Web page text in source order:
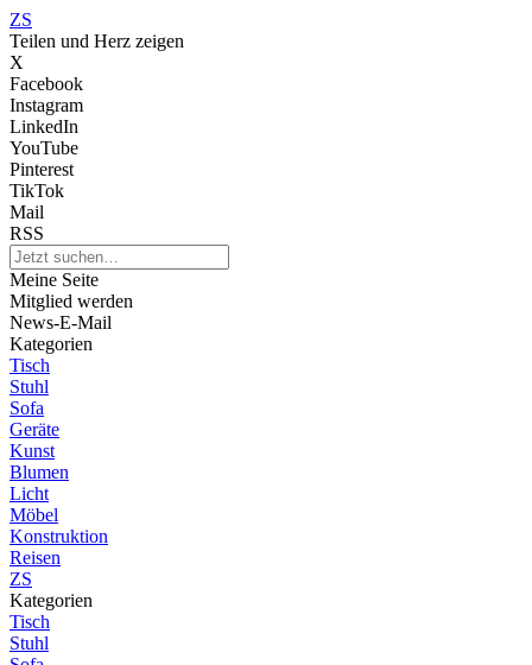
ZS
Teilen und Herz zeigen
X
Facebook
Instagram
LinkedIn
YouTube
Pinterest
TikTok
Mail
RSS
Meine Seite
Mitglied werden
News-E-Mail
Kategorien
Tisch
Stuhl
Sofa
Geräte
Kunst
Blumen
Licht
Möbel
Konstruktion
Reisen
ZS
Kategorien
Tisch
Stuhl